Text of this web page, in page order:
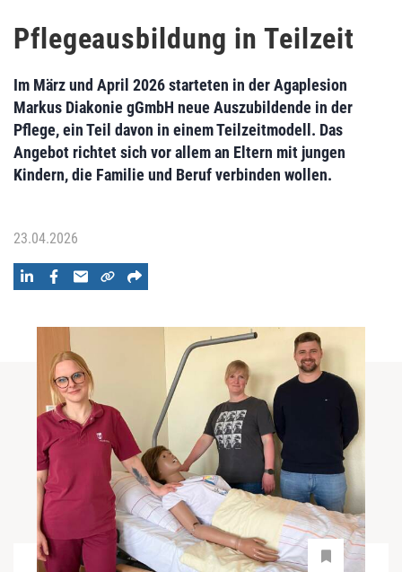
Pflegeausbildung in Teilzeit
Im März und April 2026 starteten in der Agaplesion
Markus Diakonie gGmbH neue Auszubildende in der
Pflege, ein Teil davon in einem Teilzeitmodell. Das
Angebot richtet sich vor allem an Eltern mit jungen
Kindern, die Familie und Beruf verbinden wollen.
23.04.2026